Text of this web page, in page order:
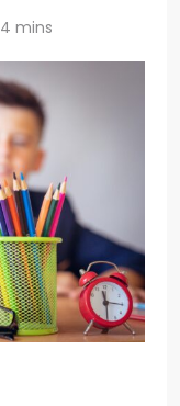
4 mins